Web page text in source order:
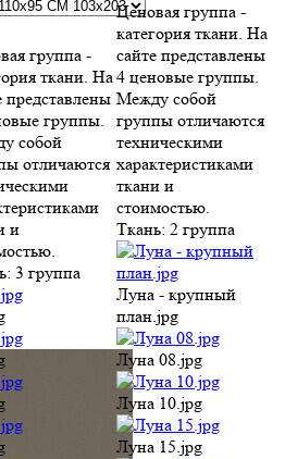
группа -
ткани. На
представлены
группы.
собой
отличаются
и
3 группа
Ценовая группа -
категория ткани. На
сайте представлены
4 ценовые группы.
Между собой
группы отличаются
техническими
характеристиками
ткани и
стоимостью.
Ткань: 2 группа
Луна - крупный
план.jpg
Луна 08.jpg
Луна 10.jpg
Луна 15.jpg